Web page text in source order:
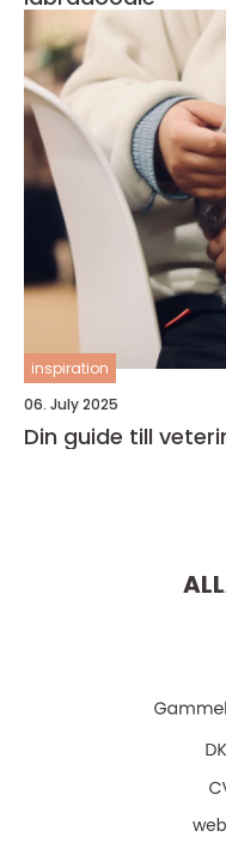
inspiration
06. July 2025
Din guide till